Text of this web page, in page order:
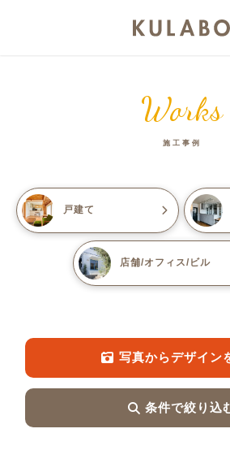
Works
施工事例
戸建て
店舗/オフィス/ビル
写真からデザイン
条件で絞り込